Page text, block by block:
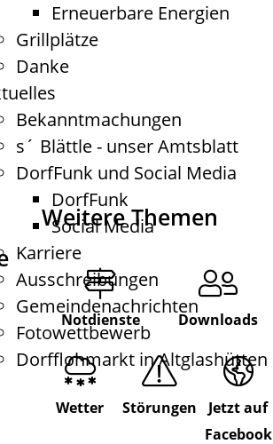
Erneuerbare Energien
Grillplätze
Danke
Bekanntmachungen
s´ Blättle - unser Amtsblatt
DorfFunk und Social Media
DorfFunk
Social Media
Karriere
Ausschreibungen
Gemeindenachrichten
Fotowettbewerb
Dorfflohmarkt in Altglashütten
Weitere Themen
Notdienste Downloads
Wetter Störungen
Jetzt auf
Facebook